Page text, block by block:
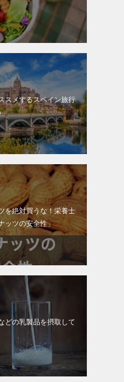
スメするスペイン旅行
を絶対買うな！栄養士
ッツの安全性」
どの乳製品を摂取して